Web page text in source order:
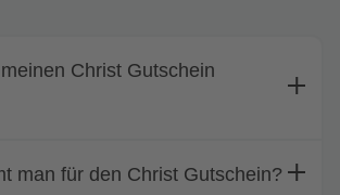
Christ Gutschein
man für den Christ Gutschein?